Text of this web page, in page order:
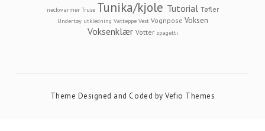
neckwarmer Truse Tunika/kjole Tutorial Tøfler
Undertøy utkledning Vatteppe Vest Vognpose Voksen
Voksenklær Votter zpagetti
Theme Designed and Coded byVefio Themes